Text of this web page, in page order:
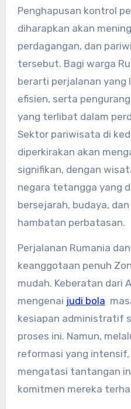
Penghapusan kontrol
diharapkan akan
perdagangan, dan
tersebut. Bagi warga
berarti perjalanan yang
efisien, serta
yang terlibat dalam
Sektor pariwisata di
diperkirakan akan
signifikan, dengan
negara tetangga yang
bersejarah, budaya,
hambatan perbatasan.
Perjalanan Rumania
keanggotaan penuh
mudah. Keberatan dari
mengenai judi bola
kesiapan administratif
proses ini. Namun,
reformasi yang
mengatasi tantangan
komitmen mereka